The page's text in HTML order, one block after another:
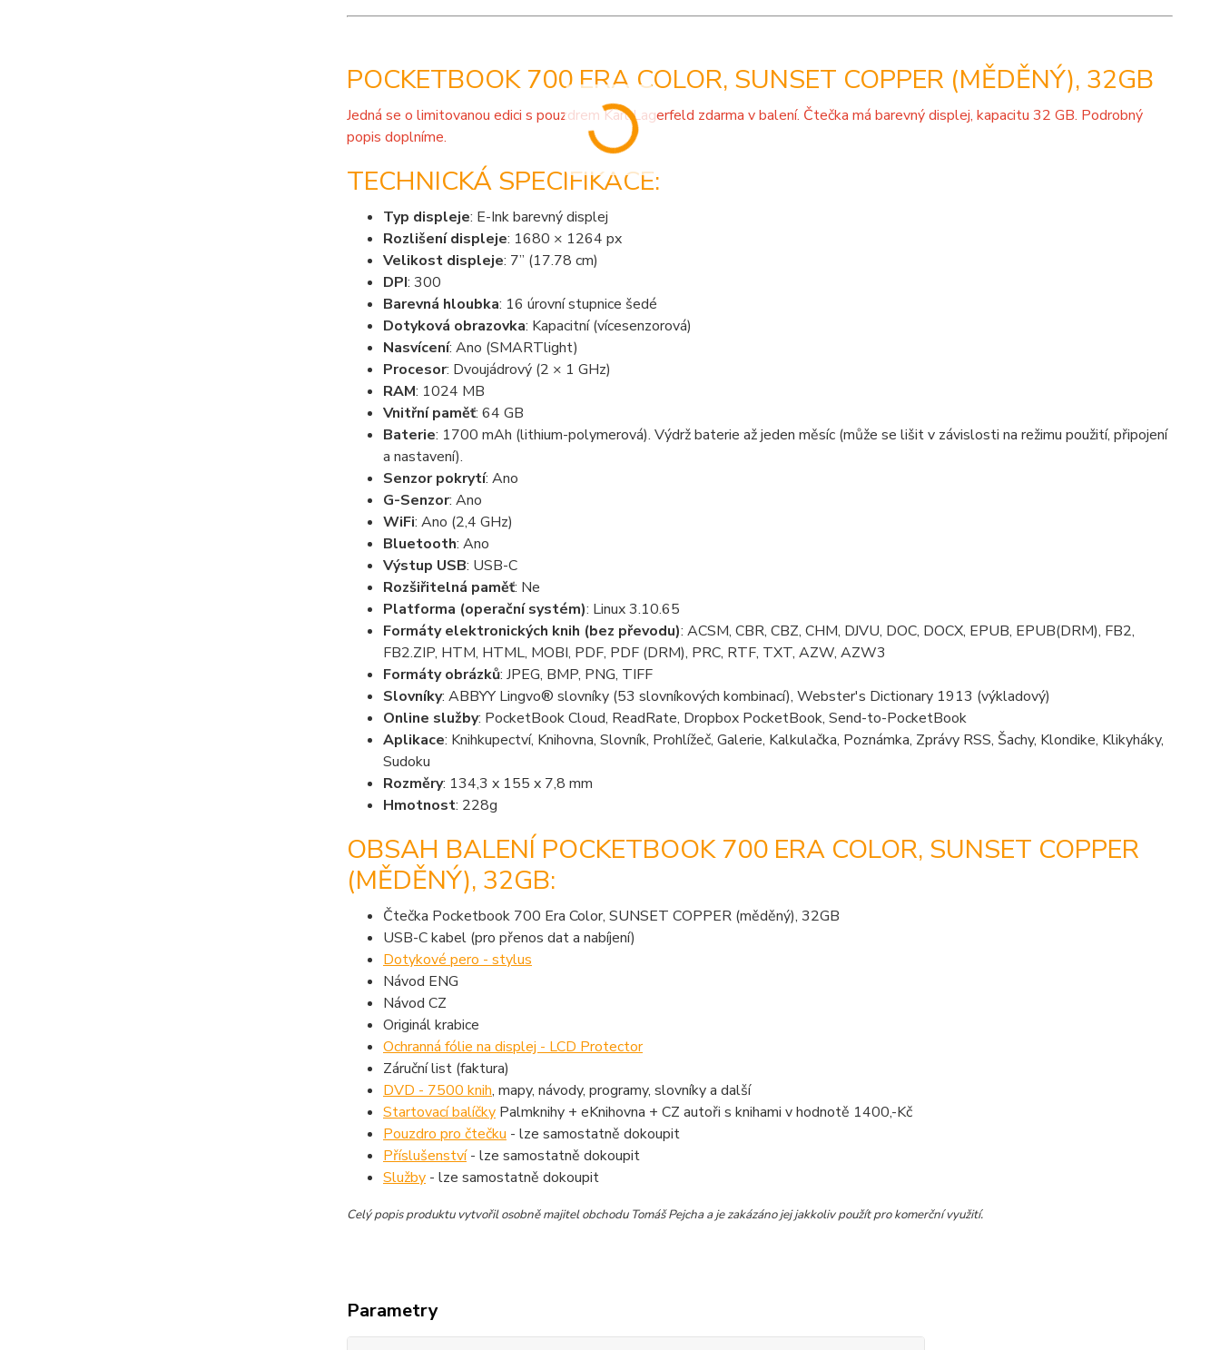
POCKETBOOK 700 ERA COLOR, SUNSET COPPER (MĚDĚNÝ), 32GB
Jedná se o limitovanou edici s pouzdrem Karl Lagerfeld zdarma v balení. Čtečka má barevný displej, kapacitu 32 GB. Podrobný
popis doplníme.
TECHNICKÁ SPECIFIKACE:
Typ displeje: E-Ink barevný displej
Rozlišení displeje: 1680 × 1264 px
Velikost displeje: 7” (17.78 cm)
DPI: 300
Barevná hloubka: 16 úrovní stupnice šedé
Dotyková obrazovka: Kapacitní (vícesenzorová)
Nasvícení: Ano (SMARTlight)
Procesor: Dvoujádrový (2 × 1 GHz)
RAM: 1024 MB
Vnitřní paměť: 64 GB
Baterie: 1700 mAh (lithium-polymerová). Výdrž baterie až jeden měsíc (může se lišit v závislosti na režimu použití, připojení
a nastavení).
Senzor pokrytí: Ano
G-Senzor: Ano
WiFi: Ano (2,4 GHz)
Bluetooth: Ano
Výstup USB: USB-C
Rozšiřitelná paměť: Ne
Platforma (operační systém): Linux 3.10.65
Formáty elektronických knih (bez převodu): ACSM, CBR, CBZ, CHM, DJVU, DOC, DOCX, EPUB, EPUB(DRM), FB2,
FB2.ZIP, HTM, HTML, MOBI, PDF, PDF (DRM), PRC, RTF, TXT, AZW, AZW3
Formáty obrázků: JPEG, BMP, PNG, TIFF
Slovníky: ABBYY Lingvo® slovníky (53 slovníkových kombinací), Webster's Dictionary 1913 (výkladový)
Online služby: PocketBook Cloud, ReadRate, Dropbox PocketBook, Send-to-PocketBook
Aplikace: Knihkupectví, Knihovna, Slovník, Prohlížeč, Galerie, Kalkulačka, Poznámka, Zprávy RSS, Šachy, Klondike, Klikyháky,
Sudoku
Rozměry: 134,3 x 155 x 7,8 mm
Hmotnost: 228g
OBSAH BALENÍ POCKETBOOK 700 ERA COLOR, SUNSET COPPER
(MĚDĚNÝ), 32GB:
Čtečka Pocketbook 700 Era Color, SUNSET COPPER (měděný), 32GB
USB-C kabel (pro přenos dat a nabíjení)
Dotykové pero - stylus
Návod ENG
Návod CZ
Originál krabice
Ochranná fólie na displej - LCD Protector
Záruční list (faktura)
DVD - 7500 knih, mapy, návody, programy, slovníky a další
Startovací balíčkyPalmknihy + eKnihovna + CZ autoři s knihami v hodnotě 1400,-Kč
Pouzdro pro čtečku - lze samostatně dokoupit
Příslušenství- lze samostatně dokoupit
Služby- lze samostatně dokoupit
Celý popis produktu vytvořil osobně majitel obchodu Tomáš Pejcha a je zakázáno jej jakkoliv použít pro komerční využití.
Parametry